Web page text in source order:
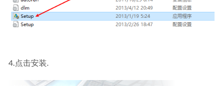
4.点击安装.